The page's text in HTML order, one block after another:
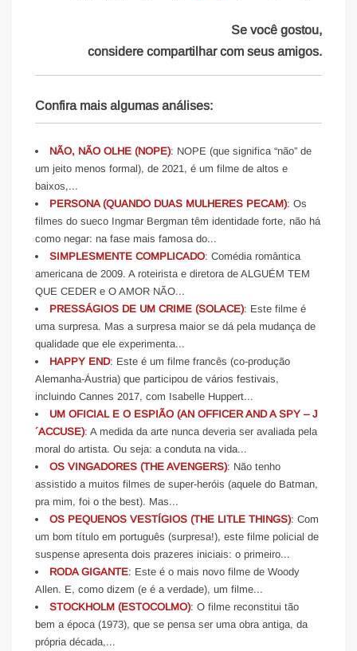
Se você gostou,
considere compartilhar com seus amigos.
Confira mais algumas análises:
NÃO, NÃO OLHE (NOPE): NOPE (que significa “não” de
um jeito menos formal), de 2021, é um filme de altos e
baixos,...
PERSONA (QUANDO DUAS MULHERES PECAM): Os
filmes do sueco Ingmar Bergman têm identidade forte, não há
como negar: na fase mais famosa do...
SIMPLESMENTE COMPLICADO: Comédia romântica
americana de 2009. A roteirista e diretora de ALGUÉM TEM
QUE CEDER e O AMOR NÃO...
PRESSÁGIOS DE UM CRIME (SOLACE): Este filme é
uma surpresa. Mas a surpresa maior se dá pela mudança de
qualidade que ele experimenta...
HAPPY END: Este é um filme francês (co-produção
Alemanha-Áustria) que participou de vários festivais,
incluindo Cannes 2017, com Isabelle Huppert...
UM OFICIAL E O ESPIÃO (AN OFFICER AND A SPY – J
´ACCUSE): A medida da arte nunca deveria ser avaliada pela
moral do artista. Ou seja: a conduta na vida...
OS VINGADORES (THE AVENGERS): Não tenho
assistido a muitos filmes de super-heróis (aquele do Batman,
pra mim, foi o the best). Mas...
OS PEQUENOS VESTÍGIOS (THE LITLE THINGS): Com
um bom título em português (surpresa!), este filme policial de
suspense apresenta dois prazeres iniciais: o primeiro...
RODA GIGANTE: Este é o mais novo filme de Woody
Allen. E, como dizem (e é a verdade), um filme...
STOCKHOLM (ESTOCOLMO): O filme reconstitui tão
bem a época (1973), que se pensa ser uma obra antiga, da
própria década,...